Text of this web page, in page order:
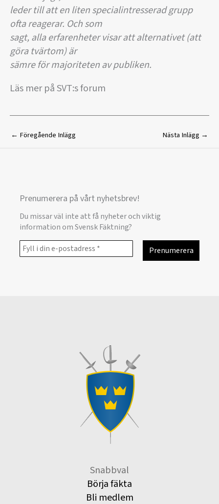
leder till att en liten specialintresserad grupp
ofta reagerar. Och som
sagt, alla erfarenheter visar att alternativet (att
göra tvärtom) är
sämre för majoriteten av publiken.
Läs mer på SVT:s forum
← Föregående Inlägg Nästa Inlägg →
Prenumerera på vårt nyhetsbrev!
Du missar väl inte att få nyheter och viktig
information om Svensk Fäktning?
Snabbval
Börja fäkta
Bli medlem